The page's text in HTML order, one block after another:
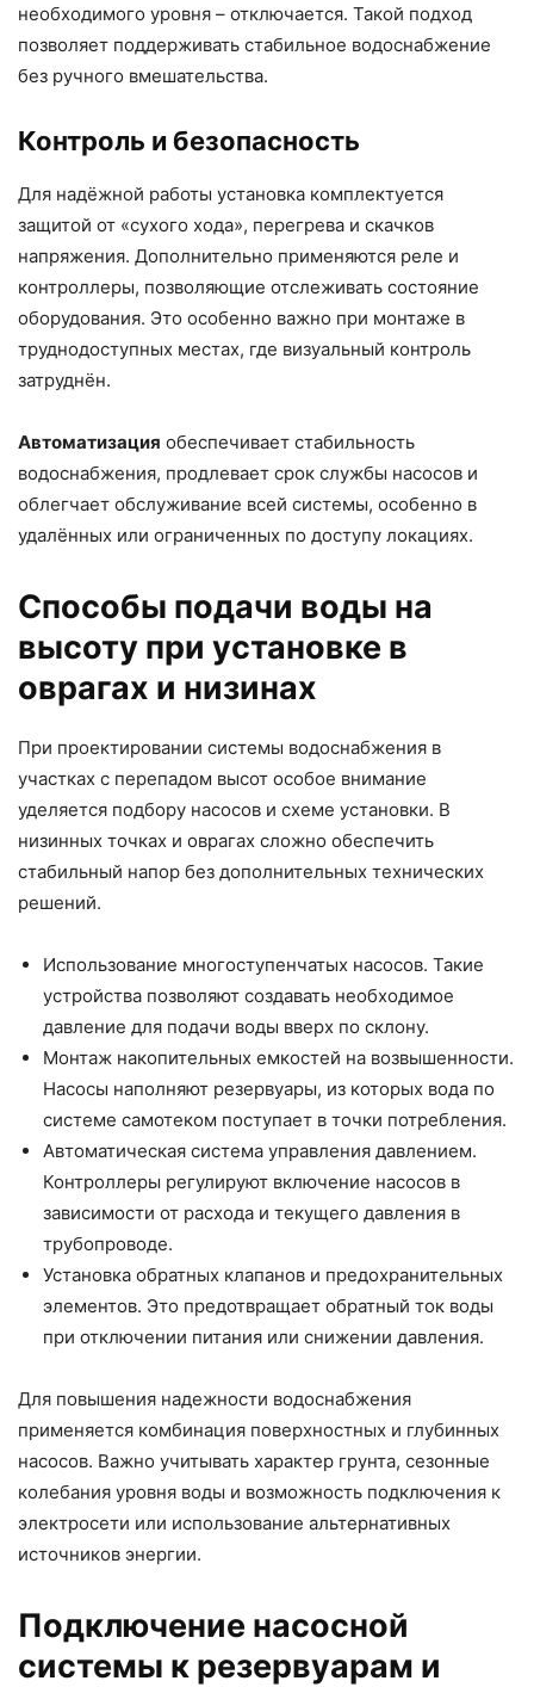
необходимого уровня – отключается. Такой подход
позволяет поддерживать стабильное водоснабжение
без ручного вмешательства.
Контроль и безопасность
Для надёжной работы установка комплектуется
защитой от «сухого хода», перегрева и скачков
напряжения. Дополнительно применяются реле и
контроллеры, позволяющие отслеживать состояние
оборудования. Это особенно важно при монтаже в
труднодоступных местах, где визуальный контроль
затруднён.
Автоматизация обеспечивает стабильность
водоснабжения, продлевает срок службы насосов и
облегчает обслуживание всей системы, особенно в
удалённых или ограниченных по доступу локациях.
Способы подачи воды на
высоту при установке в
оврагах и низинах
При проектировании системы водоснабжения в
участках с перепадом высот особое внимание
уделяется подбору насосов и схеме установки. В
низинных точках и оврагах сложно обеспечить
стабильный напор без дополнительных технических
решений.
Использование многоступенчатых насосов. Такие
устройства позволяют создавать необходимое
давление для подачи воды вверх по склону.
Монтаж накопительных емкостей на возвышенности.
Насосы наполняют резервуары, из которых вода по
системе самотеком поступает в точки потребления.
Автоматическая система управления давлением.
Контроллеры регулируют включение насосов в
зависимости от расхода и текущего давления в
трубопроводе.
Установка обратных клапанов и предохранительных
элементов. Это предотвращает обратный ток воды
при отключении питания или снижении давления.
Для повышения надежности водоснабжения
применяется комбинация поверхностных и глубинных
насосов. Важно учитывать характер грунта, сезонные
колебания уровня воды и возможность подключения к
электросети или использование альтернативных
источников энергии.
Подключение насосной
системы к резервуарам и